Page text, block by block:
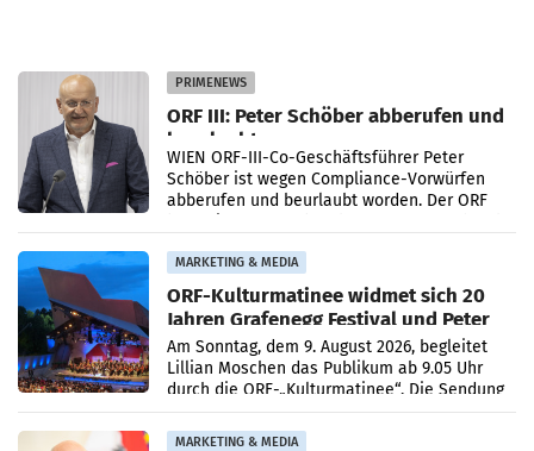
PRIMENEWS
ORF III: Peter Schöber abberufen und
beurlaubt
WIEN ORF-III-Co-Geschäftsführer Peter
Schöber ist wegen Compliance-Vorwürfen
abberufen und beurlaubt worden. Der ORF
MARKETING & MEDIA
ORF-Kulturmatinee widmet sich 20
Jahren Grafenegg Festival und Peter
Simonischek
Am Sonntag, dem 9. August 2026, begleitet
Lillian Moschen das Publikum ab 9.05 Uhr
durch die ORF-„Kulturmatinee“. Die Sendung
startet mit der Dokumentation „20 Jahre
Grafenegg
MARKETING & MEDIA